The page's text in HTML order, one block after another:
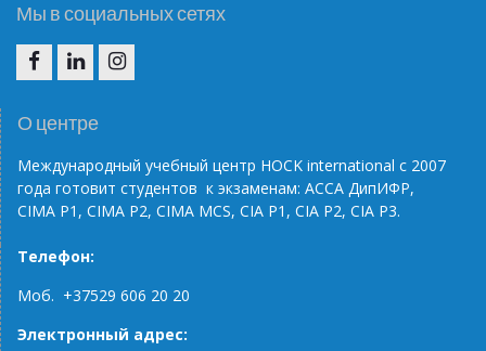
Мы в социальных сетях
О центре
Международный учебный центр НОСK international с 2007
года готовит студентов к экзаменам: АССА ДипИФР,
CIMA P1, CIMA P2, CIMA MCS, СIA P1, CIA P2, CIA P3.
Телефон:
Моб. +37529 606 20 20
Электронный адрес: